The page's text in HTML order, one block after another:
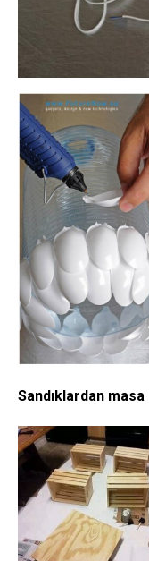
Sandıklardan masa